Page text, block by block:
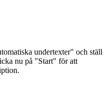
undertexter" och ställ
nu på "Start" för att